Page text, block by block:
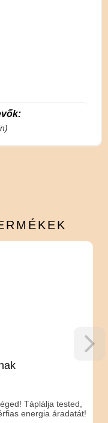
Táplálja tested,
energia áradatát!